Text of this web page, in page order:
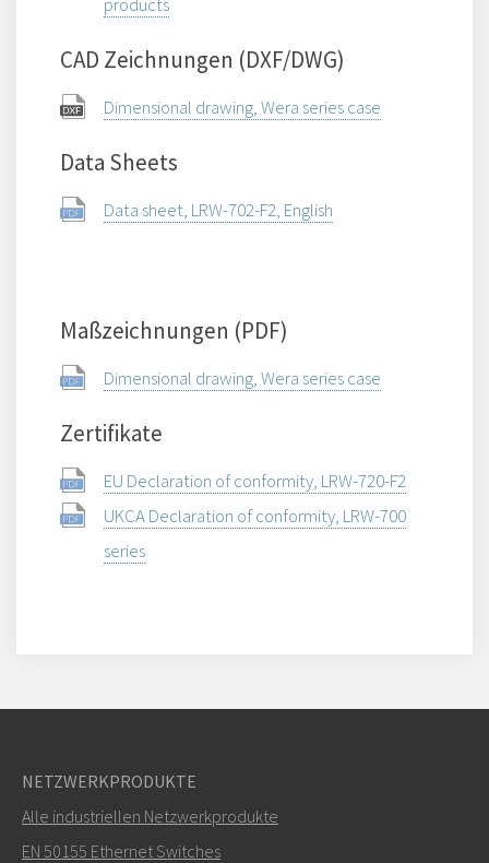
CAD Zeichnungen (DXF/DWG)
Dimensional drawing, Wera series case
Data Sheets
Data sheet, LRW-702-F2, English
Maßzeichnungen (PDF)
Dimensional drawing, Wera series case
Zertifikate
EU Declaration of conformity, LRW-720-F2
UKCA Declaration of conformity, LRW-700
series
NETZWERKPRODUKTE
Alle industriellen Netzwerkprodukte
EN 50155 Ethernet Switches